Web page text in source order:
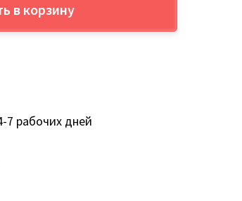
в корзину
7 рабочих дней